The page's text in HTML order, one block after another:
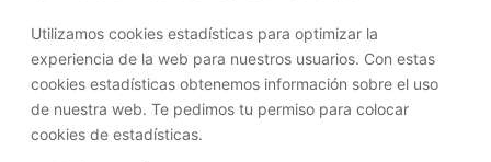
Utilizamos cookies estadísticas para optimizar la
experiencia de la web para nuestros usuarios. Con estas
cookies estadísticas obtenemos información sobre el uso
de nuestra web. Te pedimos tu permiso para colocar
cookies de estadísticas.